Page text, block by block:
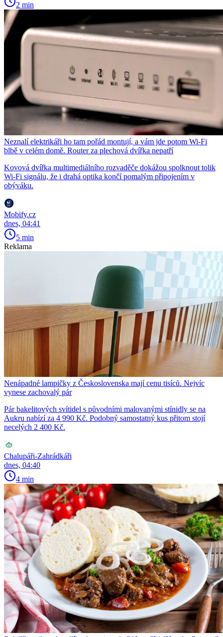
2 min
Neznalí elektrikáři ho tam pořád montují, a vám jde potom Wi-Fi
blbě v celém domě. Router za plechová dvířka nepatří
Kovová dvířka multimediálního rozvaděče dokážou spolknout tolik
Wi-Fi signálu, že i drahá optika končí pomalým připojením v
obýváku.
Mobify.cz
dnes, 04:41
5 min
Reklama
Nenápadné lampičky z Československa mají cenu tisíců. Nejvíc
vynese zachovalý pár
Pár bakelitových svítidel s původními malovanými stínidly se na
Aukru nabízí za 4 990 Kč. Podobný samostatný kus přitom stojí
necelých 2 400 Kč.
Chalupáři-Zahrádkáři
dnes, 04:40
4 min